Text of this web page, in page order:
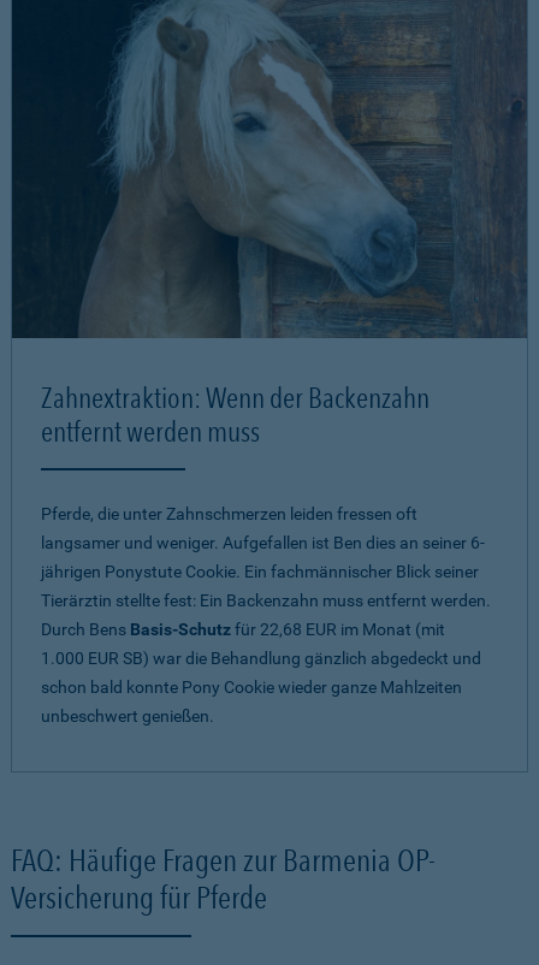
Zahnextraktion: Wenn der Backenzahn
entfernt werden muss
Pferde, die unter Zahnschmerzen leiden fressen oft
langsamer und weniger. Aufgefallen ist Ben dies an seiner 6-
jährigen Ponystute Cookie. Ein fachmännischer Blick seiner
Tierärztin stellte fest: Ein Backenzahn muss entfernt werden.
Durch Bens Basis-Schutzfür 22,68 EUR im Monat (mit
1.000 EUR SB) war die Behandlung gänzlich abgedeckt und
schon bald konnte Pony Cookie wieder ganze Mahlzeiten
unbeschwert genießen.
FAQ: Häufige Fragen zur Barmenia OP-
Versicherung für Pferde